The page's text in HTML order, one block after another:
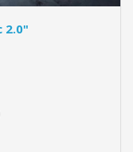
2.0"